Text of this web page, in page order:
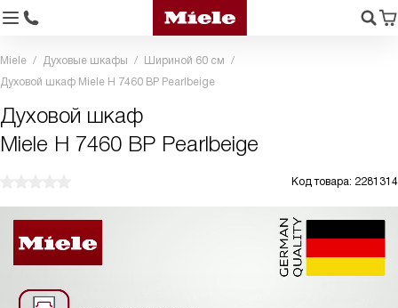
Miele Духовые шкафы
Шириной 60 см
Духовой шкаф Miele H 7460 BP Pearlbeige
Духовой шкаф
Miele H 7460 BP Pearlbeige
Код товара: 2281314